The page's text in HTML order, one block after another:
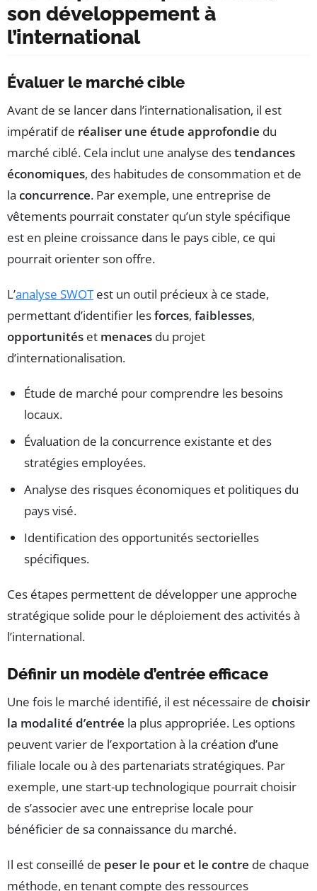
son développement à
l’international
Évaluer le marché cible
Avant de se lancer dans l’internationalisation, il est
impératif de réaliser une étude approfondie du
marché ciblé. Cela inclut une analyse destendances
économiques, des habitudes de consommation et de
la concurrence. Par exemple, une entreprise de
vêtements pourrait constater qu’un style spécifique
est en pleine croissance dans le pays cible, ce qui
pourrait orienter son offre.
L’analyse SWOTest un outil précieux à ce stade,
permettant d’identifier lesforces, faiblesses,
opportunités et menaces du projet
d’internationalisation.
Étude de marché pour comprendre les besoins
locaux.
Évaluation de la concurrence existante et des
stratégies employées.
Analyse des risques économiques et politiques du
pays visé.
Identification des opportunités sectorielles
spécifiques.
Ces étapes permettent de développer une approche
stratégique solide pour le déploiement des activités à
l’international.
Définir un modèle d’entrée efficace
Une fois le marché identifié, il est nécessaire de choisir
la modalité d’entrée la plus appropriée. Les options
peuvent varier de l’exportation à la création d’une
filiale locale ou à des partenariats stratégiques. Par
exemple, une start-up technologique pourrait choisir
de s’associer avec une entreprise locale pour
bénéficier de sa connaissance du marché.
Il est conseillé de peser le pour et le contre de chaque
méthode, en tenant compte des ressources